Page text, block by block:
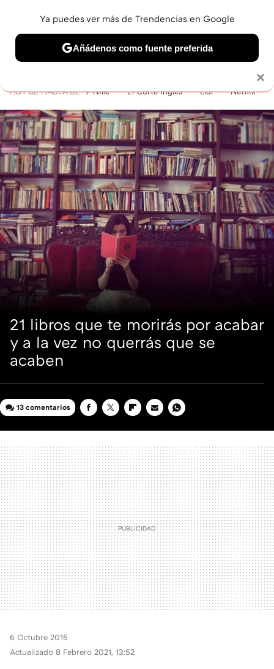
BELLEZA SHOPPING VIAJES GASTRO SNEAKERS
HOY SE HABLA DE Nike El Corte Inglés Lidl Netflix
21 libros que te morirás por acabar
y a la vez no querrás que se
acaben
13 comentarios
6 Octubre 2015
Actualizado 8 Febrero 2021, 13:52
×
Ya puedes ver más de Trendencias en Google
Añádenos como fuente preferida